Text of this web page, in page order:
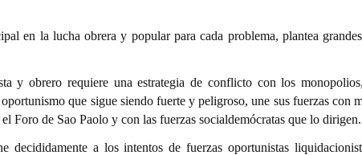
en la lucha obrera y popular para cada problema, plantea
y obrero requiere una estrategia de conflicto con los
que sigue siendo fuerte y peligroso, une sus fuerzas con
Foro de Sao Paolo y con las fuerzas socialdemócratas que lo dirigen.
a los intentos de fuerzas oportunistas